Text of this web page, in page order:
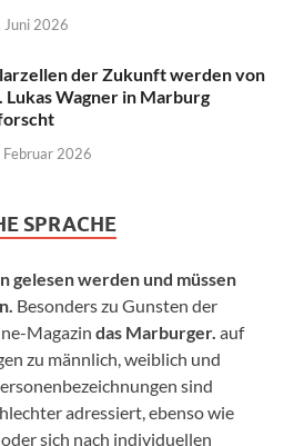
Juni 2026
der Zukunft werden von
Lukas Wagner in Marburg
Februar 2026
SPRACHE
gelesen werden und müssen
Besonders zu Gunsten der
Magazin das Marburger. auf
zu männlich, weiblich und
sind
adressiert, ebenso wie
sich nach individuellen